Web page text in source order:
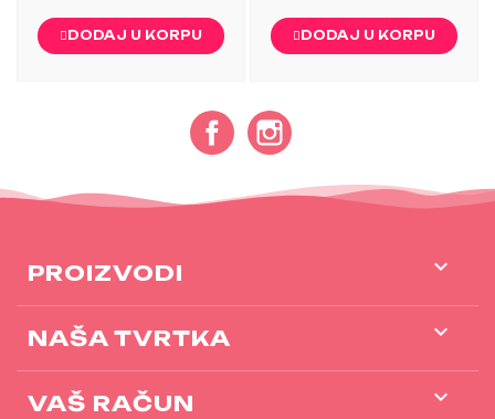
DODAJ U KORPU DODAJ U KORPU
Facebook
PROIZVODI 
NAŠA TVRTKA 
VAŠ RAČUN 